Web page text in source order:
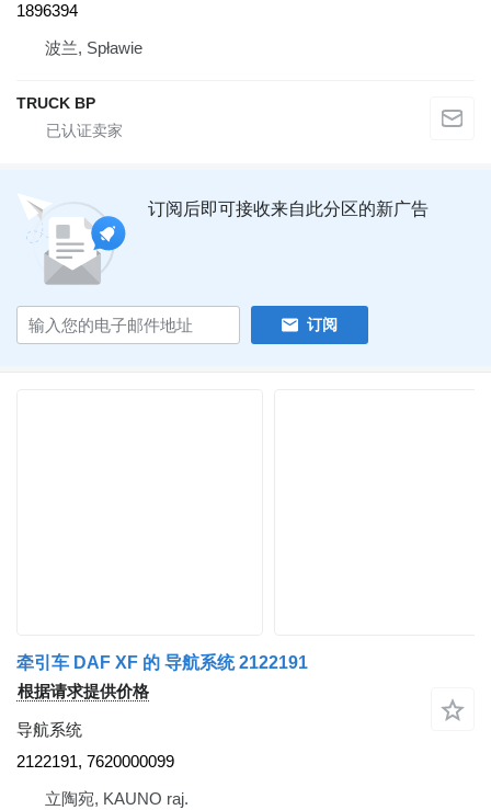
1896394
波兰, Spławie
TRUCK BP
订阅后即可接收来自此分区的新广告
订阅
牵引车 DAF XF 的 导航系统 2122191
根据请求提供价格
导航系统
2122191, 7620000099
立陶宛, KAUNO raj.